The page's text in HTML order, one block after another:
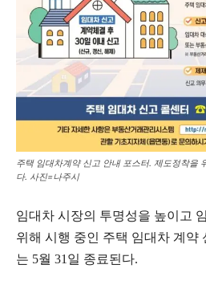
주택 임대차계약 신고 안내 포스터. 제도정착을
다. 사진=나주시
임대차 시장의 투명성을 높이고
위해 시행 중인 주택 임대차 계약
는 5월 31일 종료된다.